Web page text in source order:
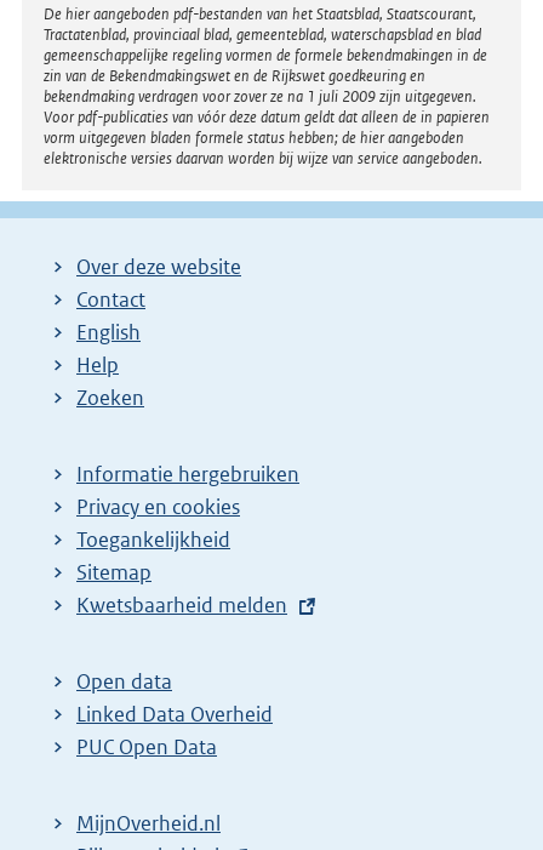
Disclaimer
De hier aangeboden pdf-bestanden van het Staatsblad, Staatscourant,
Tractatenblad, provinciaal blad, gemeenteblad, waterschapsblad en blad
gemeenschappelijke regeling vormen de formele bekendmakingen in de
zin van de Bekendmakingswet en de Rijkswet goedkeuring en
bekendmaking verdragen voor zover ze na 1 juli 2009 zijn uitgegeven.
Voor pdf-publicaties van vóór deze datum geldt dat alleen de in papieren
vorm uitgegeven bladen formele status hebben; de hier aangeboden
elektronische versies daarvan worden bij wijze van service aangeboden.
Over deze website
Contact
English
Help
Zoeken
Informatie hergebruiken
Privacy en cookies
Toegankelijkheid
Sitemap
E
t
e
r
l
Kwetsbaarheid melden
Open data
Linked Data Overheid
PUC Open Data
MijnOverheid.nl